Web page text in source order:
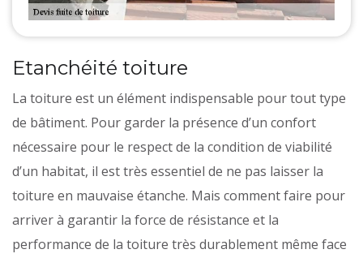
Etanchéité toiture
La toiture est un élément indispensable pour tout type
de bâtiment. Pour garder la présence d’un confort
nécessaire pour le respect de la condition de viabilité
d’un habitat, il est très essentiel de ne pas laisser la
toiture en mauvaise étanche. Mais comment faire pour
arriver à garantir la force de résistance et la
performance de la toiture très durablement même face